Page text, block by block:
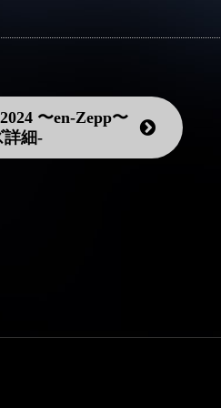
〜en-Zepp〜
詳細-